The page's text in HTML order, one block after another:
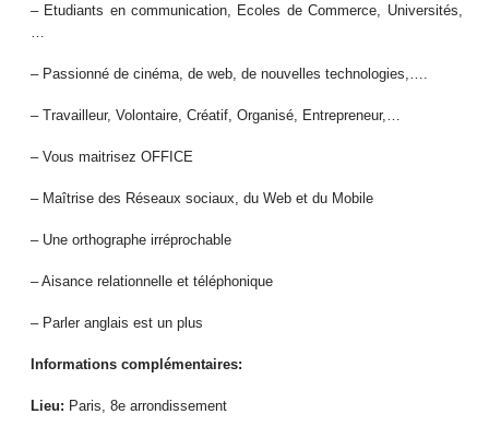
– Etudiants en communication, Ecoles de Commerce, Universités,
…
– Passionné de cinéma, de web, de nouvelles technologies,….
– Travailleur, Volontaire, Créatif, Organisé, Entrepreneur,…
– Vous maitrisez OFFICE
– Maîtrise des Réseaux sociaux, du Web et du Mobile
– Une orthographe irréprochable
– Aisance relationnelle et téléphonique
– Parler anglais est un plus
Informations complémentaires:
Lieu: Paris, 8e arrondissement